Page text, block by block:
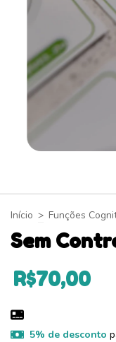
Início > Funções
Sem
R$70,00
5% de desconto